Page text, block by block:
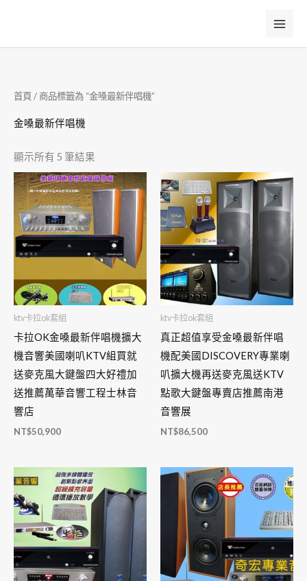
主
首頁/ 商品標籤為 “金嗓最新伴唱機”
金嗓最新伴唱機
顯示所有 5 筆結果
ktv卡拉ok套組
卡拉OK金嗓最新伴唱機擴大
機音響美國喇叭KTV組買就
送麥克風大鍵盤四大好禮加
送推薦萬華音響工程士林音
響店
NT$50,900
ktv卡拉ok套組
真正超值享受金嗓最新伴唱
機配美國DISCOVERY專業喇
叭擴大機再送麥克風送KTV
點歌大鍵盤專賣店推薦南港
音響展
NT$86,500